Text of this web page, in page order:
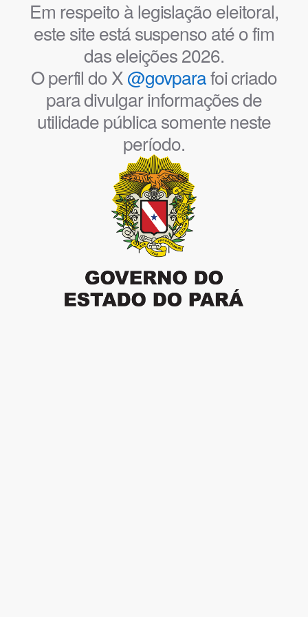
Em respeito à legislação eleitoral,
este site está suspenso até o fim
das eleições 2026.
O perfil do X@govparafoi criado
para divulgar informações de
utilidade pública somente neste
período.